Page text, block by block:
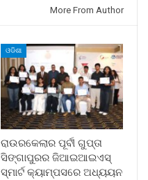
More From Author
ଓଡିଶା
ରାଉରକେଲାର ପୂର୍ବୀ ଗୁପ୍ତା
ସିଙ୍ଗାପୁରର ଜିଆଇଆଇଏସ୍
ସ୍ମାର୍ଟ କ୍ୟାମ୍ପସରେ ଅଧ୍ୟୟନ